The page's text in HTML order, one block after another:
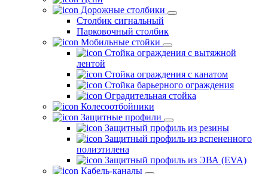
Дорожные столбики
Столбик сигнальный
Парковочный столбик
Мобильные стойки
Стойка ограждения с вытяжной
лентой
Стойка ограждения с канатом
Стойка барьерного ограждения
Оградительная стойка
Колесоотбойники
Защитные профили
Защитный профиль из резины
Защитный профиль из вспененного
полиэтилена
Защитный профиль из ЭВА (EVA)
Кабель-каналы